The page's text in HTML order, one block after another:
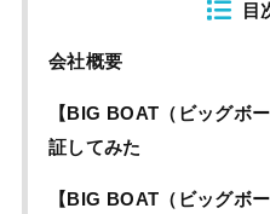
目
会社概要
【BIG BOAT（ビッグボ
証してみた
【BIG BOAT（ビッグボ